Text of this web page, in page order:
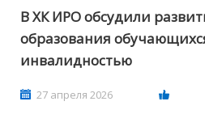
В ХК ИРО обсудили
образования
инвалидностью
27 апреля 2026